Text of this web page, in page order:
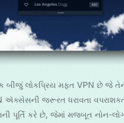
બીજું લોકપ્રિય મફત VPN છે જે તેના
ઍક્સેસની જરૂરત ધરાવતા
પૂર્તિ કરે છે, જેમાં મજબૂત નોન-